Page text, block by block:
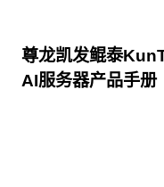
尊龙凯发鲲泰
AI服务器产品手册